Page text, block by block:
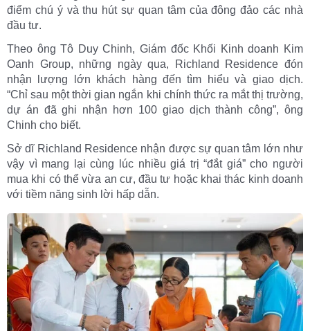
điểm chú ý và thu hút sự quan tâm của đông đảo các nhà
đầu tư.
Theo ông Tô Duy Chinh, Giám đốc Khối Kinh doanh Kim
Oanh Group, những ngày qua, Richland Residence đón
nhận lượng lớn khách hàng đến tìm hiểu và giao dịch.
“Chỉ sau một thời gian ngắn khi chính thức ra mắt thị trường,
dự án đã ghi nhận hơn 100 giao dịch thành công”, ông
Chinh cho biết.
Sở dĩ Richland Residence nhận được sự quan tâm lớn như
vậy vì mang lại cùng lúc nhiều giá trị “đắt giá” cho người
mua khi có thể vừa an cư, đầu tư hoặc khai thác kinh doanh
với tiềm năng sinh lời hấp dẫn.